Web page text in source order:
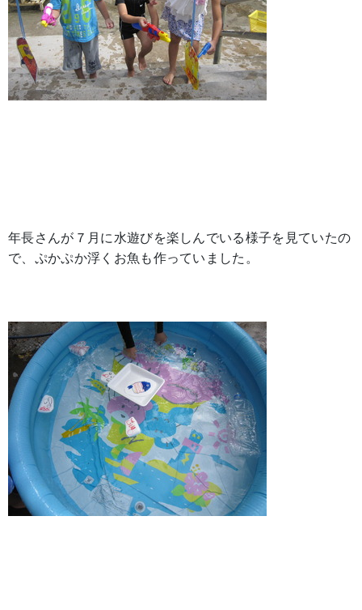
年長さんが７月に水遊びを楽しんでいる様子を見ていたの
で、ぷかぷか浮くお魚も作っていました。